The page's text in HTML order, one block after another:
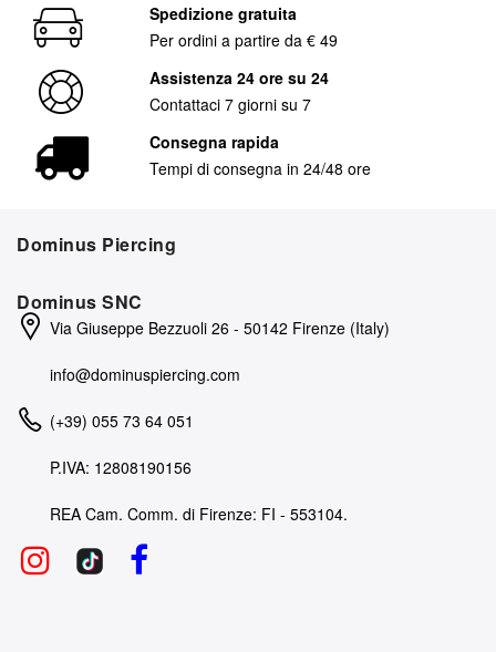
Spedizione gratuita
Per ordini a partire da € 49
Assistenza 24 ore su 24
Contattaci 7 giorni su 7
Consegna rapida
Tempi di consegna in 24/48 ore
Dominus Piercing
Dominus SNC
Via Giuseppe Bezzuoli 26 - 50142 Firenze (Italy)
info@dominuspiercing.com
(+39) 055 73 64 051
P.IVA: 12808190156
REA Cam. Comm. di Firenze: FI - 553104.